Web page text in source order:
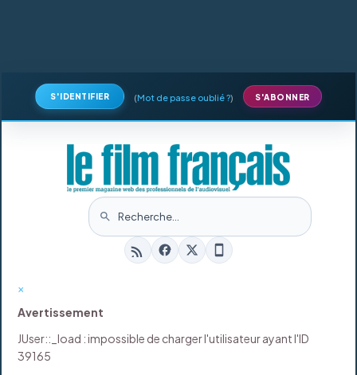
S'IDENTIFIER (Mot de passe oublié ?) S'ABONNER
×
Avertissement
JUser::_load : impossible de charger l'utilisateur ayant l'ID
39165